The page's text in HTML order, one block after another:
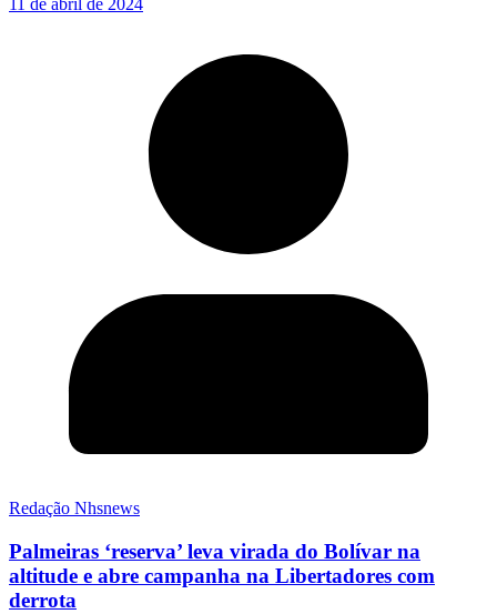
11 de abril de 2024
Redação Nhsnews
Palmeiras ‘reserva’ leva virada do Bolívar na
altitude e abre campanha na Libertadores com
derrota